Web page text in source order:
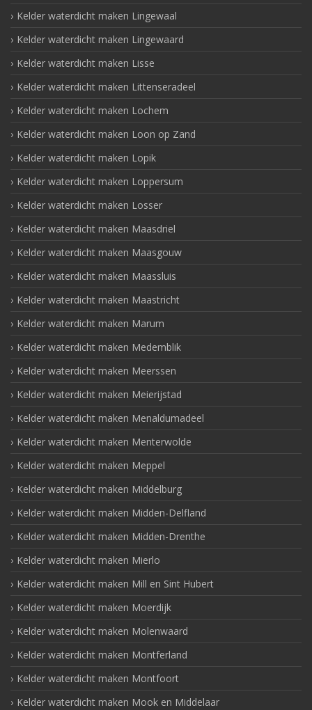
Kelder waterdicht maken Lingewaal
Kelder waterdicht maken Lingewaard
Kelder waterdicht maken Lisse
Kelder waterdicht maken Littenseradeel
Kelder waterdicht maken Lochem
Kelder waterdicht maken Loon op Zand
Kelder waterdicht maken Lopik
Kelder waterdicht maken Loppersum
Kelder waterdicht maken Losser
Kelder waterdicht maken Maasdriel
Kelder waterdicht maken Maasgouw
Kelder waterdicht maken Maassluis
Kelder waterdicht maken Maastricht
Kelder waterdicht maken Marum
Kelder waterdicht maken Medemblik
Kelder waterdicht maken Meerssen
Kelder waterdicht maken Meierijstad
Kelder waterdicht maken Menaldumadeel
Kelder waterdicht maken Menterwolde
Kelder waterdicht maken Meppel
Kelder waterdicht maken Middelburg
Kelder waterdicht maken Midden-Delfland
Kelder waterdicht maken Midden-Drenthe
Kelder waterdicht maken Mierlo
Kelder waterdicht maken Mill en Sint Hubert
Kelder waterdicht maken Moerdijk
Kelder waterdicht maken Molenwaard
Kelder waterdicht maken Montferland
Kelder waterdicht maken Montfoort
Kelder waterdicht maken Mook en Middelaar